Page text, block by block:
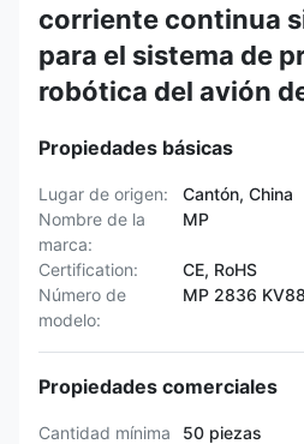
corriente continua
para el sistema de
robótica del avión
Propiedades básicas
Lugar de origen:
Cantón, China
Nombre de la
marca:
MP
Certification:
CE, RoHS
Número de
modelo:
MP 2836
Propiedades comerciales
Cantidad mínima
50 piezas